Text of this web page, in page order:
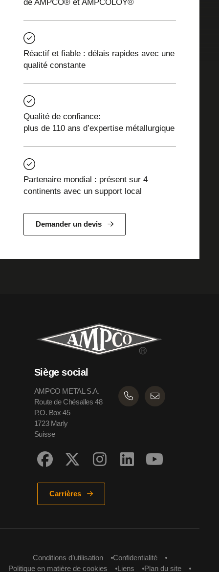
de AMPCO® et AMPCOLOY®
Réactif et fiable : délais rapides avec une
qualité constante
Qualité de confiance:
plus de 110 ans d’expertise métallurgique
Partenaire mondial : présent sur 4
continents avec un support local
Demander un devis
Siège social
AMPCO METAL S.A.
Route de Chésalles 48
P.O. Box 45
1723 Marly
Suisse
Carrières
Conditions d’utilisation
Confidentialité
Politique en matière de cookies
Liens Plan du site